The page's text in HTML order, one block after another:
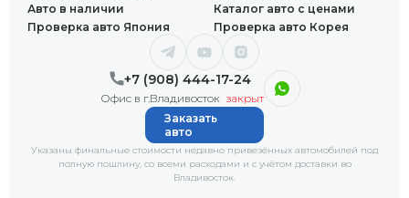
+7 (908) 444-17-24
Офис в г.Владивосток закрыт
Авто в наличии
Каталог авто с ценами
Проверка авто Япония
Проверка авто Корея
Указаны финальные стоимости недавно привезённых автомобилей под
полную пошлину, со всеми расходами и с учётом доставки во
Владивосток
Заказать
авто